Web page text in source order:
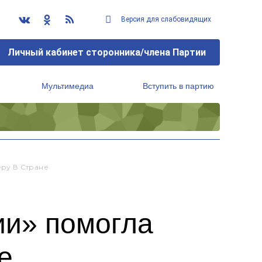
Версия для слабовидящих
Личный кабинет сторонника/члена Партии
Мультимедиа Вступить в партию
В Стране
помогла